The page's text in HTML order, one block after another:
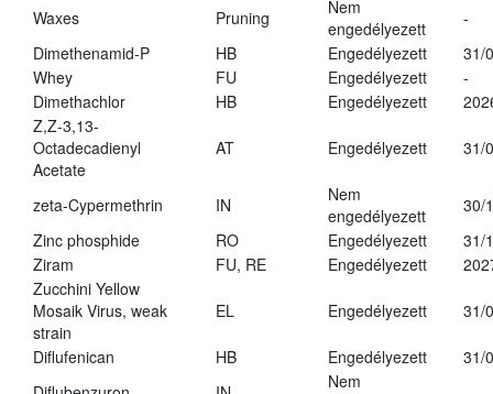
Waxes Pruning
Nem
engedélyezett
-
Dimethenamid-P
HB Engedélyezett
31/
Whey
FU Engedélyezett
-
Dimethachlor
HB Engedélyezett
Z,Z-3,13-
Octadecadienyl
Acetate
AT Engedélyezett 31/
zeta-Cypermethrin IN
Nem
engedélyezett
30/
Zinc phosphide
RO Engedélyezett
31/
Ziram
FU, RE Engedélyezett
Zucchini Yellow
Mosaik Virus, weak
strain
EL Engedélyezett 31/
Diflufenican HB Engedélyezett
31/
Nem